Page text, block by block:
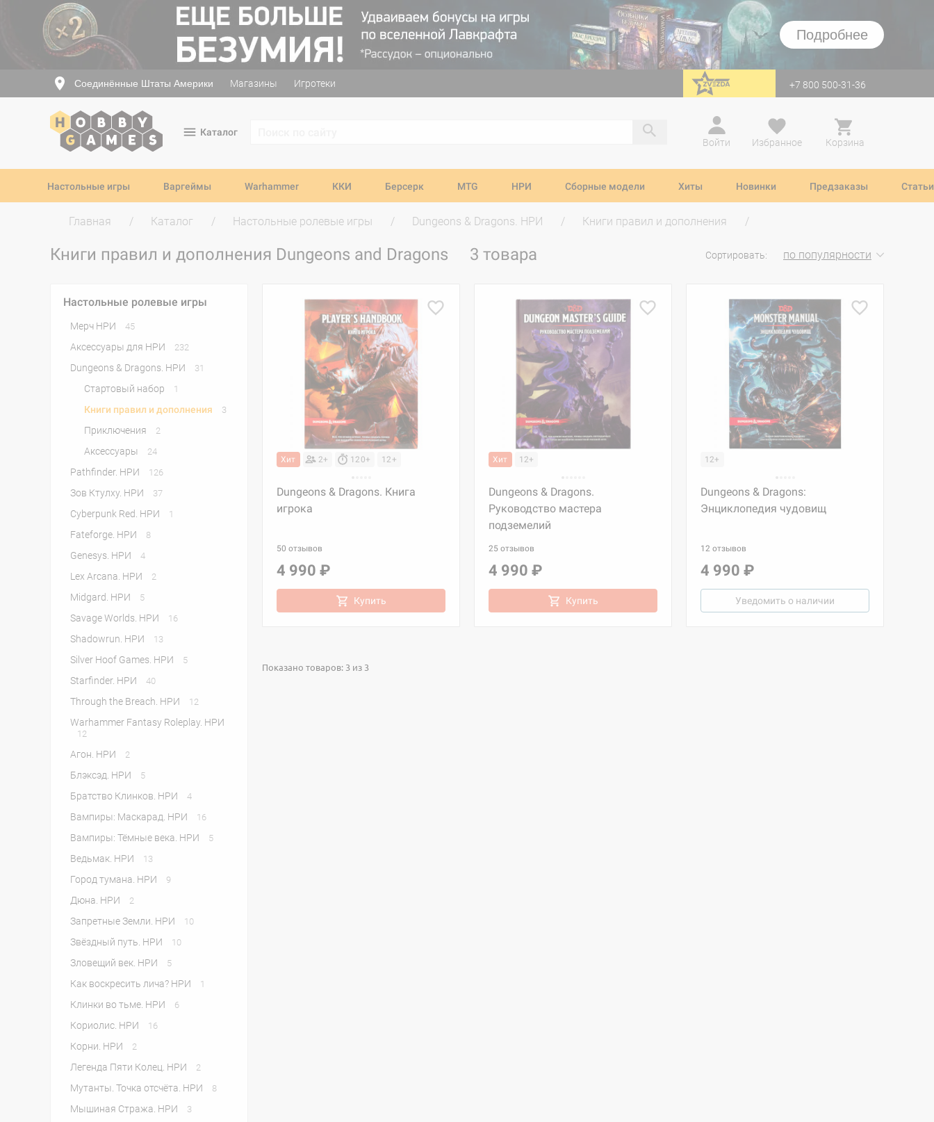
Подробнее
Соединённые Штаты Америки Магазины Игротеки перейти на Zvezda +7 800 500-31-36
Каталог
Войти
Избранное Корзина
Настольные игры Варгеймы Warhammer ККИ Берсерк MTG НРИ Сборные модели Хиты Новинки Предзаказы Статьи
Главная Каталог Настольные ролевые игры Dungeons & Dragons. НРИ Книги правил и дополнения
Книги правил и дополнения Dungeons and Dragons 3 товара Сортировать: по популярности
Настольные ролевые игры
Мерч НРИ 45
Аксессуары для НРИ 232
Dungeons & Dragons. НРИ 31
Стартовый набор 1
Книги правил и дополнения 3
Приключения 2
Аксессуары 24
Pathfinder. НРИ 126
Зов Ктулху. НРИ 37
Cyberpunk Red. НРИ 1
Fateforge. НРИ 8
Genesys. НРИ 4
Lex Arcana. НРИ 2
Midgard. НРИ 5
Savage Worlds. НРИ 16
Shadowrun. НРИ 13
Silver Hoof Games. НРИ 5
Starfinder. НРИ 40
Through the Breach. НРИ 12
Warhammer Fantasy Roleplay. НРИ
12
Агон. НРИ 2
Блэксэд. НРИ 5
Братство Клинков. НРИ 4
Вампиры: Маскарад. НРИ 16
Вампиры: Тёмные века. НРИ 5
Ведьмак. НРИ 13
Город тумана. НРИ 9
Дюна. НРИ 2
Запретные Земли. НРИ 10
Звёздный путь. НРИ 10
Зловещий век. НРИ 5
Как воскресить лича? НРИ 1
Клинки во тьме. НРИ 6
Кориолис. НРИ 16
Корни. НРИ 2
Легенда Пяти Колец. НРИ 2
Мутанты. Точка отсчёта. НРИ 8
Мышиная Стража. НРИ 3
Хит 2+ 120+ 12+
Dungeons & Dragons. Книга
игрока
50 отзывов
4 990 ₽
Купить
Хит 12+
Dungeons & Dragons.
Руководство мастера
подземелий
25 отзывов
4 990 ₽
Купить
12+
Dungeons & Dragons:
Энциклопедия чудовищ
12 отзывов
4 990 ₽
Уведомить о наличии
Показано товаров: 3 из 3